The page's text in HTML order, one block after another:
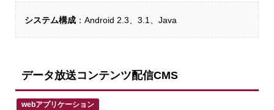
システム構成 ：Android 2.3、3.1、Java
データ放送コンテンツ配信CMS
webアプリケーション